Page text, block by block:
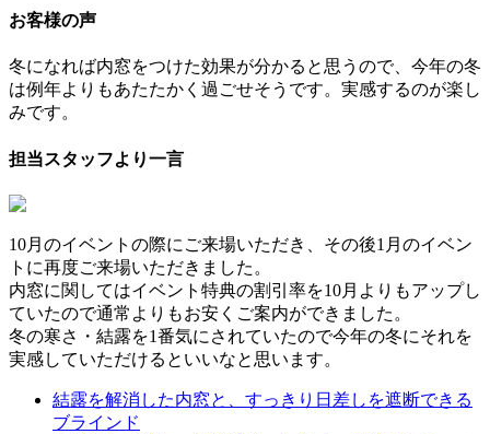
お客様の声
冬になれば内窓をつけた効果が分かると思うので、今年の冬
は例年よりもあたたかく過ごせそうです。実感するのが楽し
みです。
担当スタッフより一言
10月のイベントの際にご来場いただき、その後1月のイベン
トに再度ご来場いただきました。
内窓に関してはイベント特典の割引率を10月よりもアップし
ていたので通常よりもお安くご案内ができました。
冬の寒さ・結露を1番気にされていたので今年の冬にそれを
実感していただけるといいなと思います。
結露を解消した内窓と、すっきり日差しを遮断できる
ブラインド